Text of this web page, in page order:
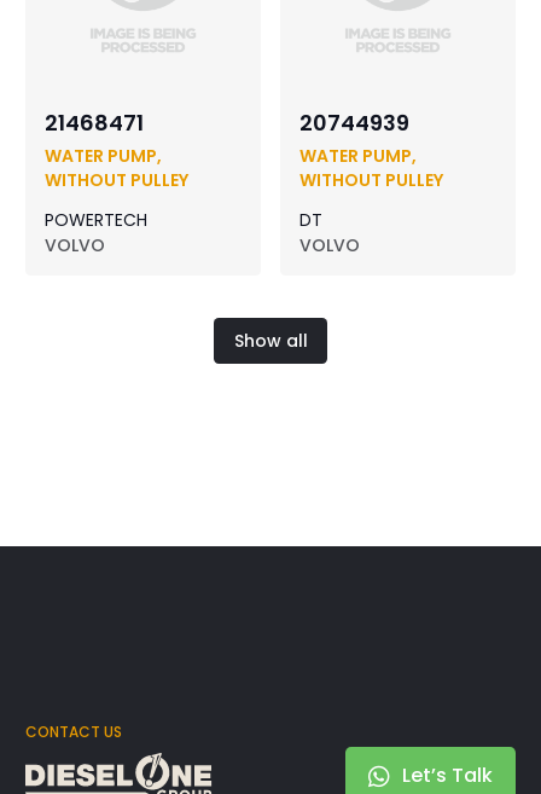
21468471
WATER PUMP,
WITHOUT PULLEY
POWERTECH
VOLVO
20744939
WATER PUMP,
WITHOUT PULLEY
DT
VOLVO
Show all
CONTACT US
Let’s Talk